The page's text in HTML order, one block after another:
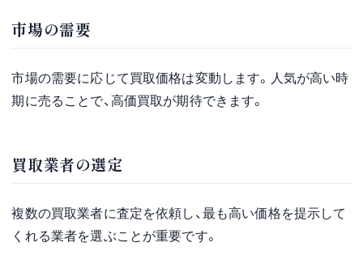
市場の需要
市場の需要に応じて買取価格は変動します。人気が高い時
期に売ることで、高価買取が期待できます。
買取業者の選定
複数の買取業者に査定を依頼し、最も高い価格を提示して
くれる業者を選ぶことが重要です。